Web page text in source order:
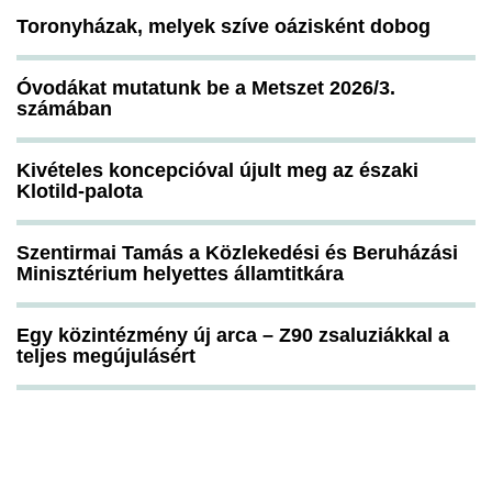
Toronyházak, melyek szíve oázisként dobog
Óvodákat mutatunk be a Metszet 2026/3.
számában
Kivételes koncepcióval újult meg az északi
Klotild-palota
Szentirmai Tamás a Közlekedési és Beruházási
Minisztérium helyettes államtitkára
Egy közintézmény új arca – Z90 zsaluziákkal a
teljes megújulásért